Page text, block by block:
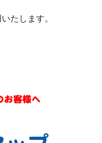
たします。